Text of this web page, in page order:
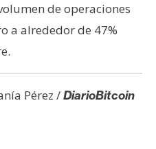
de operaciones
a alrededor de 47%
Pérez /DiarioBitcoin